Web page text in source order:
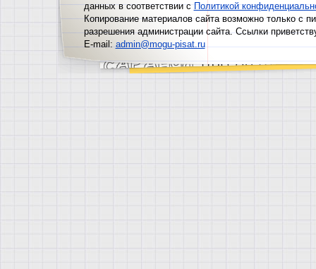
данных в соответствии сПолитикой
Копирование материалов сайта возможно только с
разрешения администрации сайта. Ссылки
E-mail:admin@mogu-pisat.ru